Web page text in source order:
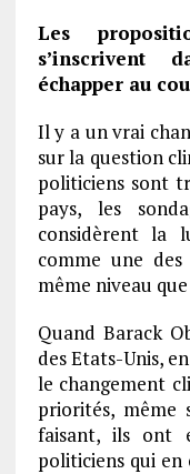
Les
s’inscrivent
échapper au
Il y a un vrai
sur la question
politiciens sont
pays, les
considèrent la
comme une
même niveau
Quand Barack
des Etats-Unis,
le changement
priorités, même
faisant, ils ont
politiciens qui en